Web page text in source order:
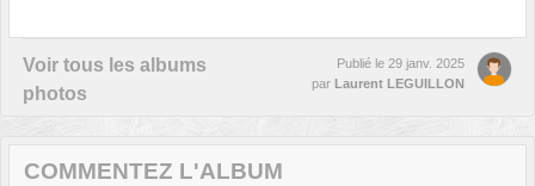
Voir tous les albums
photos
Publié le 29 janv. 2025
par Laurent LEGUILLON
COMMENTEZ L'ALBUM